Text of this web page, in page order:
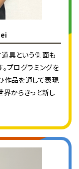
具という側面も
プログラミングを
作品を通して表現
界からきっと新し